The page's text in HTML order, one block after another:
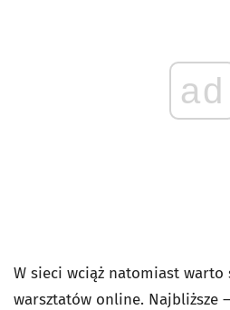
ad
W sieci wciąż natomiast warto
warsztatów online. Najbliższe